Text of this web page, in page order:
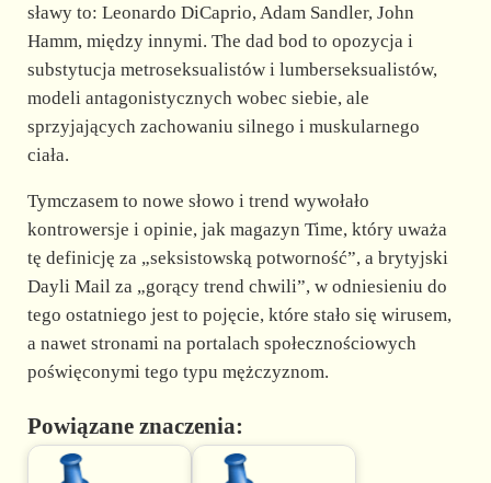
sławy to: Leonardo DiCaprio, Adam Sandler, John
Hamm, między innymi. The dad bod to opozycja i
substytucja metroseksualistów i lumberseksualistów,
modeli antagonistycznych wobec siebie, ale
sprzyjających zachowaniu silnego i muskularnego
ciała.
Tymczasem to nowe słowo i trend wywołało
kontrowersje i opinie, jak magazyn Time, który uważa
tę definicję za „seksistowską potworność”, a brytyjski
Dayli Mail za „gorący trend chwili”, w odniesieniu do
tego ostatniego jest to pojęcie, które stało się wirusem,
a nawet stronami na portalach społecznościowych
poświęconymi tego typu mężczyznom.
Powiązane znaczenia: